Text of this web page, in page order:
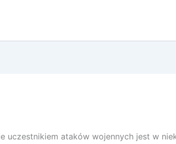
uczestnikiem ataków wojennych jest w